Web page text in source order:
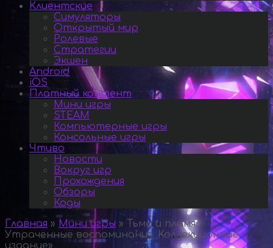
Клиентские
Симуляторы
Открытый мир
Ролевые
Стратегии
Экшен
Android
iOS
Платный контент
Мини игры
STEAM
Компьютерные игры
Консольные игры
Чтиво
Новости
Вокруг игр
Прохождения
Обзоры
Коды
Главная » Мини игры » Тьма и пламя.
Утраченные воспоминания. Коллекционное
издание»